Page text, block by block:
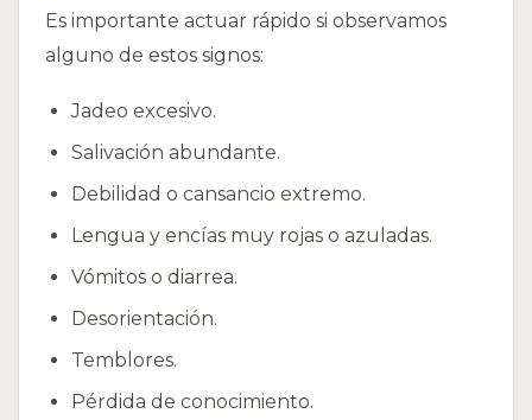
Es importante actuar rápido si observamos
alguno de estos signos:
Jadeo excesivo.
Salivación abundante.
Debilidad o cansancio extremo.
Lengua y encías muy rojas o azuladas.
Vómitos o diarrea.
Desorientación.
Temblores.
Pérdida de conocimiento.